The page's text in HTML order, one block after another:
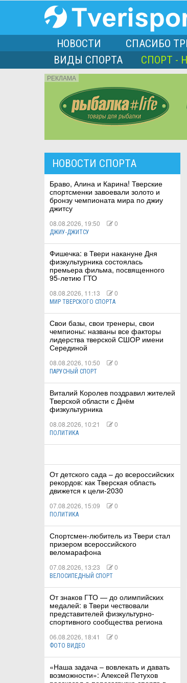
НОВОСТИ СПАСИБО
ВИДЫ СПОРТА
СПОРТ -
РЕКЛАМА
НОВОСТИ СПОРТА
Браво, Алина и Карина! Тверские
спортсменки завоевали золото и
бронзу чемпионата мира по джиу
джитсу
08.08.2026, 19:50 0
ДЖИУ-ДЖИТСУ
Фишечка: в Твери накануне Дня
физкультурника состоялась
премьера фильма, посвященного
95-летию ГТО
08.08.2026, 11:13 0
МИР ТВЕРСКОГО СПОРТА
Свои базы, свои тренеры, свои
чемпионы: названы все факторы
лидерства тверской СШОР имени
Серединой
08.08.2026, 10:50 0
ПАРУСНЫЙ СПОРТ
Виталий Королев поздравил жителей
Тверской области с Днём
физкультурника
08.08.2026, 10:21 0
ПОЛИТИКА
От детского сада – до всероссийских
рекордов: как Тверская область
движется к цели-2030
07.08.2026, 15:09 0
ПОЛИТИКА
Спортсмен-любитель из Твери стал
призером всероссийского
веломарафона
07.08.2026, 13:23 0
ВЕЛОСИПЕДНЫЙ СПОРТ
От знаков ГТО — до олимпийских
медалей: в Твери чествовали
представителей физкультурно-
спортивного сообщества региона
06.08.2026, 18:41 0
ФОТО ВИДЕО
«Наша задача – вовлекать и давать
возможности»: Алексей Петухов